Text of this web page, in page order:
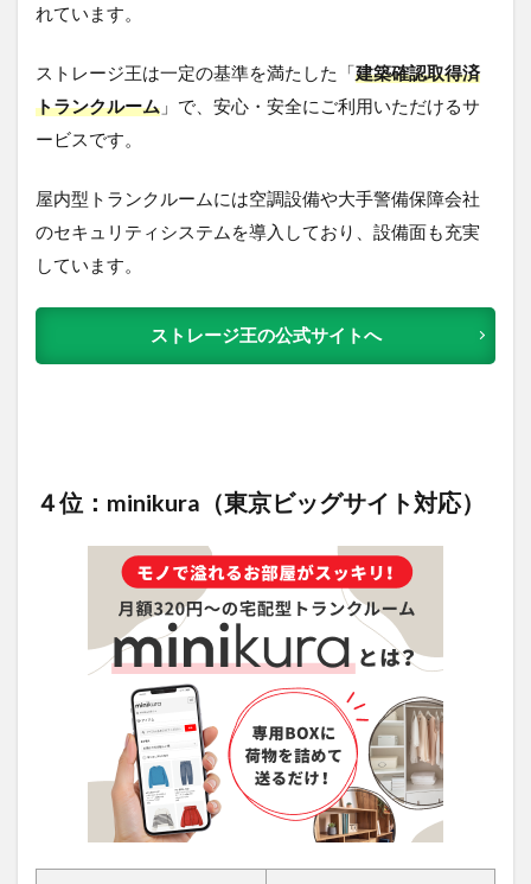
れています。
ストレージ王は一定の基準を満たした「建築確認取得済
トランクルーム 」で、安心・安全にご利用いただけるサ
ービスです。
屋内型トランクルームには空調設備や大手警備保障会社
のセキュリティシステムを導入しており、設備面も充実
しています。
ストレージ王の公式サイトへ
４位：minikura（東京ビッグサイト対応）